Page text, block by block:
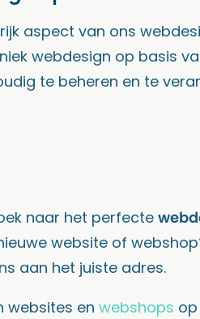
aspect van ons
webdesign op basis
te beheren en te
naar het perfecte
website of
aan het juiste adres.
websites en webshops